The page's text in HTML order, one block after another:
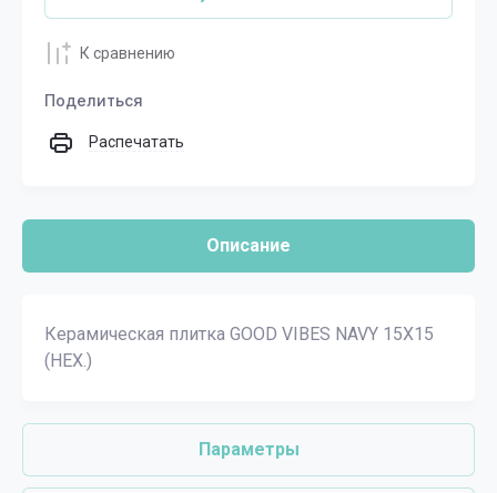
К сравнению
Поделиться
Распечатать
Описание
Керамическая плитка GOOD VIBES NAVY 15X15
(HEX.)
Параметры